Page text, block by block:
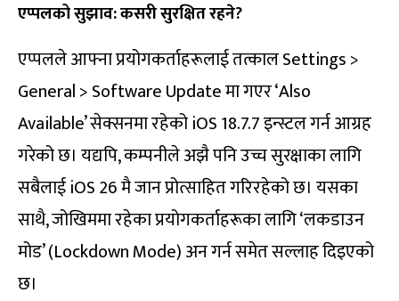
एप्पलको सुझाव: कसरी सुरक्षित रहने?
एप्पलले आफ्ना प्रयोगकर्ताहरूलाई तत्काल Settings >
General > Software Update मा गएर ‘Also
Available’ सेक्सनमा रहेको iOS 18.7.7 इन्स्टल गर्न आग्रह
गरेको छ। यद्यपि, कम्पनीले अझै पनि उच्च सुरक्षाका लागि
सबैलाई iOS 26 मै जान प्रोत्साहित गरिरहेको छ। यसका
साथै, जोखिममा रहेका प्रयोगकर्ताहरूका लागि ‘लकडाउन
मोड’ (Lockdown Mode) अन गर्न समेत सल्लाह दिइएको
छ।